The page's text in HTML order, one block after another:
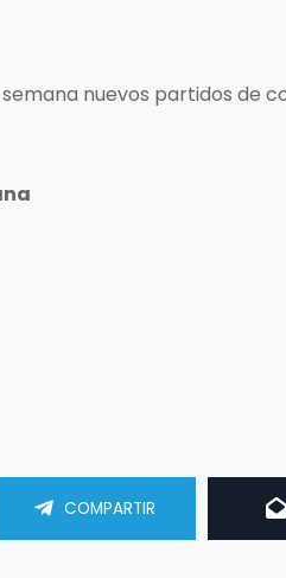
nuevos partidos de
COMPARTIR